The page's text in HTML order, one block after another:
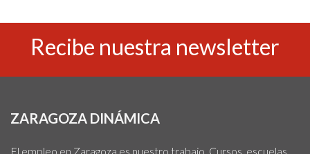
Recibe nuestra newsletter
ZARAGOZA DINÁMICA
El empleo en Zaragoza es nuestro trabajo. Cursos, escuelas